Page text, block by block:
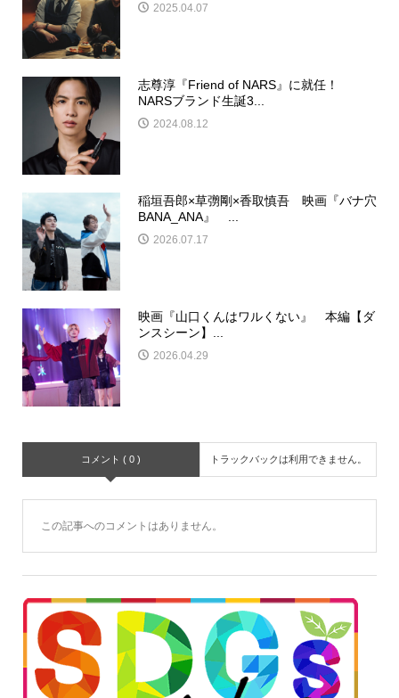
2025.04.07
志尊淳『Friend of NARS』に就任！
NARSブランド生誕3...
2024.08.12
稲垣吾郎×草彅剛×香取慎吾 映画『バナ穴
BANA_ANA』 ...
2026.07.17
映画『山口くんはワルくない』 本編【ダ
ンスシーン】...
2026.04.29
コメント ( 0 ) トラックバックは利用できません。
この記事へのコメントはありません。